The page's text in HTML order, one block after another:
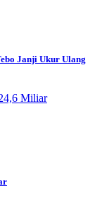
Janji Ukur Ulang